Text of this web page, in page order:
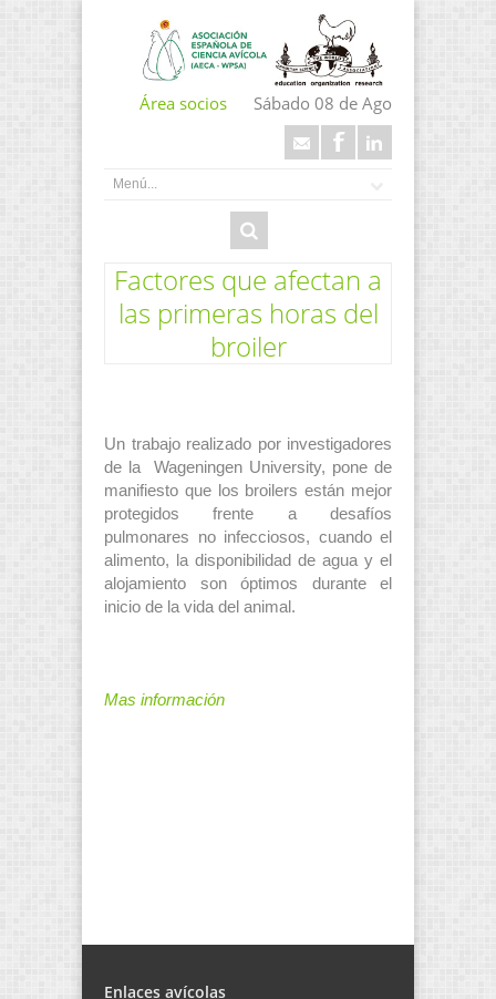
Área socios Sábado 08 de Ago
Factores que afectan a
las primeras horas del
broiler
Un trabajo realizado por investigadores
de la Wageningen University, pone de
manifiesto que los broilers están mejor
protegidos frente a desafíos
pulmonares no infecciosos, cuando el
alimento, la disponibilidad de agua y el
alojamiento son óptimos durante el
inicio de la vida del animal.
Mas información
Enlaces avícolas